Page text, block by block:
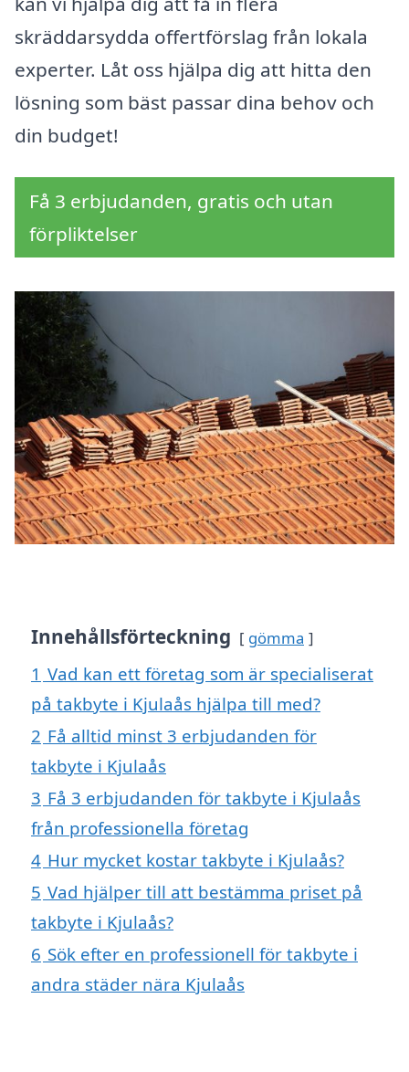
skräddarsydda offertförslag från lokala
experter. Låt oss hjälpa dig att hitta den
lösning som bäst passar dina behov och
din budget!
Få 3 erbjudanden, gratis och utan
förpliktelser
Innehållsförteckning gömma
1 Vad kan ett företag som är specialiserat
på takbyte i Kjulaås hjälpa till med?
2 Få alltid minst 3 erbjudanden för
takbyte i Kjulaås
3 Få 3 erbjudanden för takbyte i Kjulaås
från professionella företag
4 Hur mycket kostar takbyte i Kjulaås?
5 Vad hjälper till att bestämma priset på
takbyte i Kjulaås?
6 Sök efter en professionell för takbyte i
andra städer nära Kjulaås